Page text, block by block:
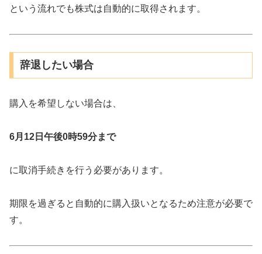
という流れでも株式は自動的に取得されます。
辞退したい場合
購入を希望しない場合は、
6月12日午後0時59分まで
に取消手続きを行う必要があります。
期限を過ぎると自動的に購入扱いとなるため注意が必要で
す。